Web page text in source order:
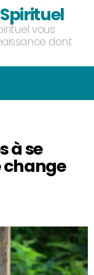
vous
dont
à se
change